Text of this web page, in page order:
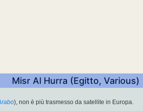
Misr Al Hurra (Egitto, Various)
), non è più trasmesso da satellite in Europa.